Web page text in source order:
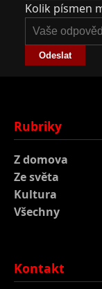
Kolik písmen
Odeslat
Rubriky
Z domova
Ze světa
Kultura
Všechny
Kontakt